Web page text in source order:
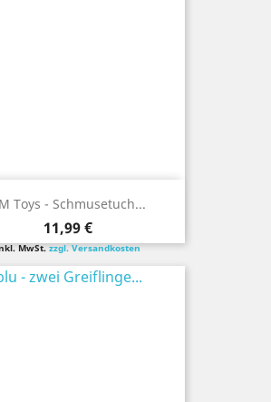
Toys - Schmusetuch...
Preis
11,99 €
MwSt.zzgl. Versandkosten